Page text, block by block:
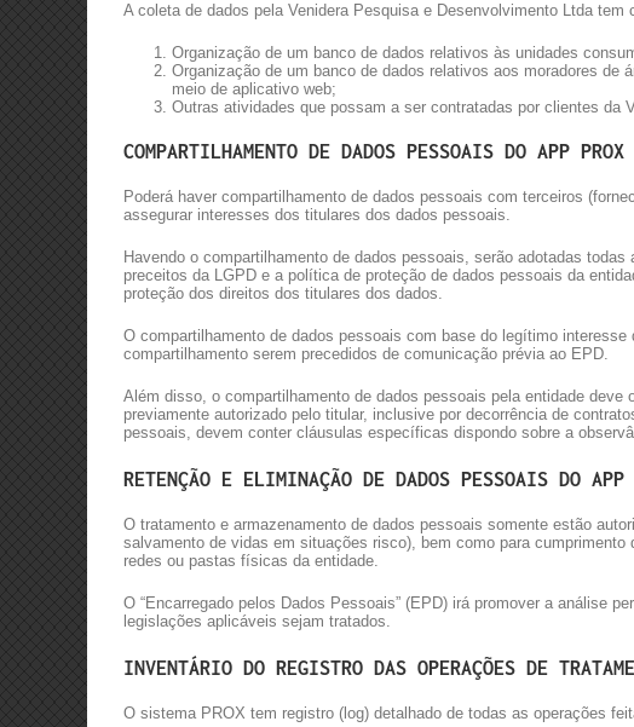
A coleta de dados pela Venidera Pesquisa e Desenvolvimento Ltda
Organização de um banco de dados relativos às unidades
Organização de um banco de dados relativos aos moradores
meio de aplicativo web;
Outras atividades que possam a ser contratadas por clientes da
COMPARTILHAMENTO DE DADOS PESSOAIS DO APP PROX
Poderá haver compartilhamento de dados pessoais com terceiros
assegurar interesses dos titulares dos dados pessoais.
Havendo o compartilhamento de dados pessoais, serão adotadas
preceitos da LGPD e a política de proteção de dados pessoais da
proteção dos direitos dos titulares dos dados.
O compartilhamento de dados pessoais com base do legítimo
compartilhamento serem precedidos de comunicação prévia ao EPD.
Além disso, o compartilhamento de dados pessoais pela entidade
previamente autorizado pelo titular, inclusive por decorrência de
pessoais, devem conter cláusulas específicas dispondo sobre a
RETENÇÃO E ELIMINAÇÃO DE DADOS PESSOAIS DO APP
O tratamento e armazenamento de dados pessoais somente estão
salvamento de vidas em situações risco), bem como para
redes ou pastas físicas da entidade.
O “Encarregado pelos Dados Pessoais” (EPD) irá promover a análise
legislações aplicáveis sejam tratados.
INVENTÁRIO DO REGISTRO DAS OPERAÇÕES DE
O sistema PROX tem registro (log) detalhado de todas as operações